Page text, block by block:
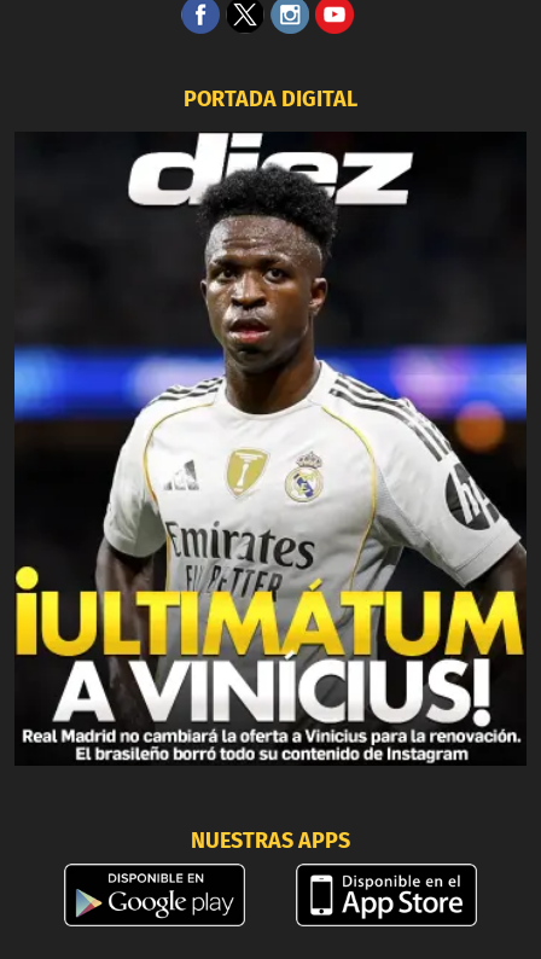
PORTADA DIGITAL
NUESTRAS APPS